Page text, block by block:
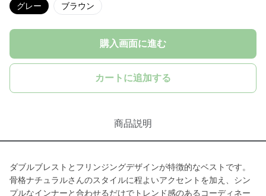
グレー ブラウン
購入画面に進む
カートに追加する
商品説明
ダブルブレストとフリンジングデザインが特徴的なベストです。
骨格ナチュラルさんのスタイルに程よいアクセントを加え、シン
プルなインナーと合わせるだけでトレンド感のあるコーディネー